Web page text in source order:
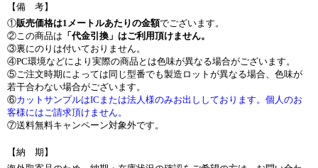
【備 考】
①販売価格は1メートルあたりの金額でございます。
②この商品は 「代金引換」はご利用頂けません。
③裏にのりは付いておりません。
④PC環境などにより実際の商品とは色味が異なる場合がございます。
⑤ご注文時期によっては同じ型番でも製造ロットが異なる場合、色味が
若干合わない場合がございます。
⑥カットサンプルはICまたは法人様のみお出ししております。個人のお
客様にはご請求頂けません。
⑦送料無料キャンペーン対象外です。
【納 期】